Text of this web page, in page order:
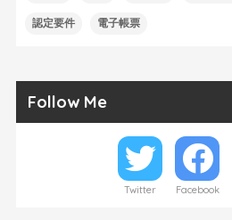
認定要件 電子帳票
Follow Me
Twitter Facebook